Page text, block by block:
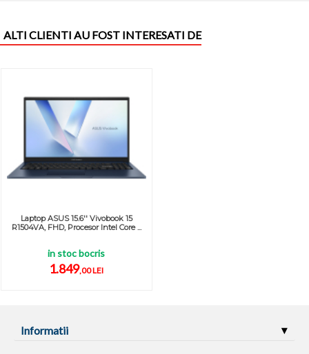
ALTI CLIENTI AU FOST INTERESATI DE
Laptop ASUS 15.6'' Vivobook 15
R1504VA, FHD, Procesor Intel Core ...
in stoc bocris
1.849,00 LEI
Informatii